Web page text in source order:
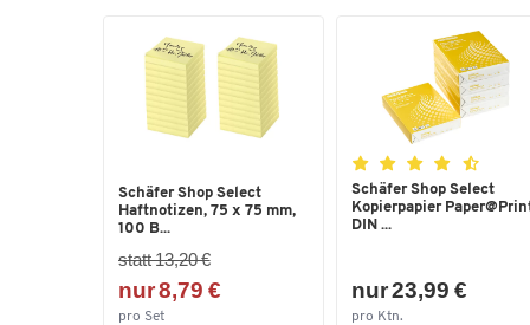
Schäfer Shop Select
Haftnotizen, 75 x 75 mm,
100 B...
statt 13,20 €
nur 8,79 €
pro Set
Schäfer Shop Select
Kopierpapier
DIN ...
nur 23,99 €
pro Ktn.